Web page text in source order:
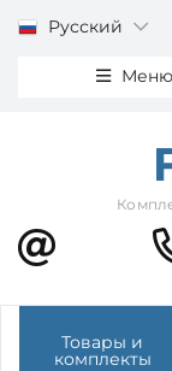
Русский
Меню
Товары и
комплекты